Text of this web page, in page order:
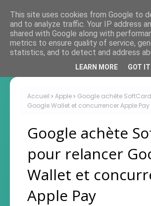
Accueil Apple
Google achète
Google Wallet et concurrencer Apple Pay
Google achète
pour relancer
Wallet et
Apple Pay
This site uses cookies from Google to
and to analyze traffic. Your IP address
shared with Google along with
metrics to ensure quality of service,
statistics, and to detect and address
LEARN MORE GOT IT